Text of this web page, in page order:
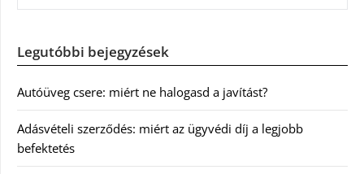
Legutóbbi bejegyzések
Autóüveg csere: miért ne halogasd a javítást?
Adásvételi szerződés: miért az ügyvédi díj a legjobb
befektetés